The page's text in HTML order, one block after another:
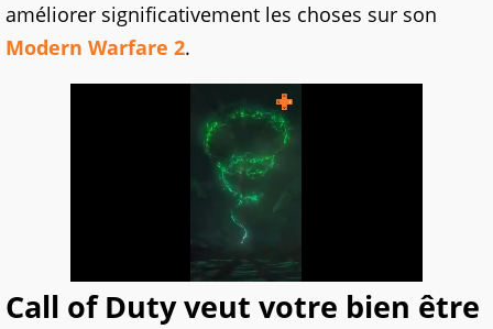
améliorer significativement les choses sur son
Modern Warfare 2.
Call of Duty veut votre bien être